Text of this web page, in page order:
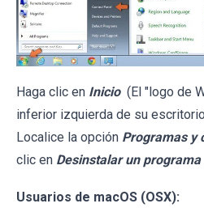
Haga clic en Inicio (El "logo de
inferior izquierda de su
Localice la opción Programas y
clic en Desinstalar un programa
Usuarios de macOS (OSX):